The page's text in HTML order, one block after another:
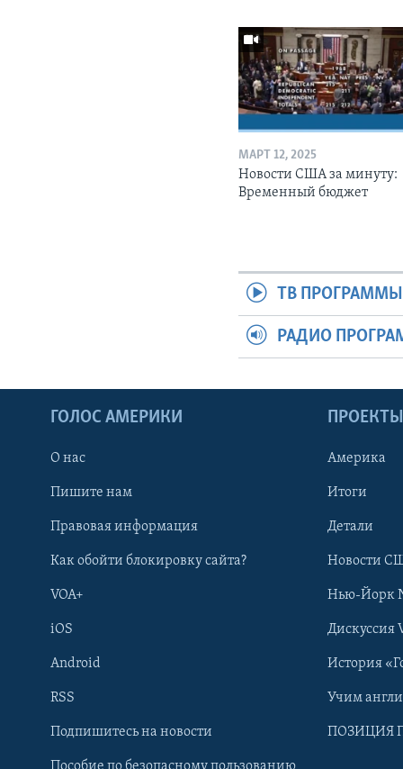
Learning English
МАРТ 12, 2025
Новости США за минуту:
Временный бюджет
ТВ ПРОГРАММЫ
РАДИО
ГОЛОС АМЕРИКИ
О нас
Пишите нам
Правовая информация
Как обойти блокировку сайта?
VOA+
iOS
Android
RSS
Подпишитесь на новости
ПРОЕКТЫ
Америка
Итоги
Детали
Новости
Нью-Йорк
Дискуссия
История
Учим
ПОЗИЦИЯ